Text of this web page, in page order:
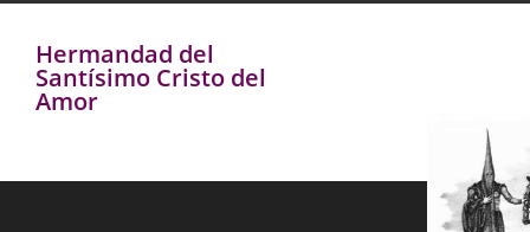
Hermandad del
Santísimo Cristo del
Amor